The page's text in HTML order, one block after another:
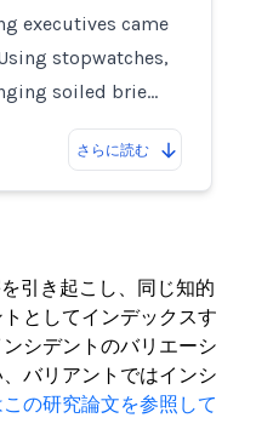
executives came
stopwatches,
soiled brie…
さらに読む
引き起こし、同じ知的
としてインデックスす
シデントのバリエーシ
バリアントではインシ
の研究論文を参照して